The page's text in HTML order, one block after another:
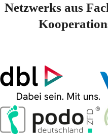
Netzwerks aus